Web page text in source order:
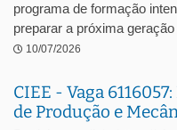
programa de formação
preparar a próxima geração
10/07/2026
CIEE - Vaga
de Produção e